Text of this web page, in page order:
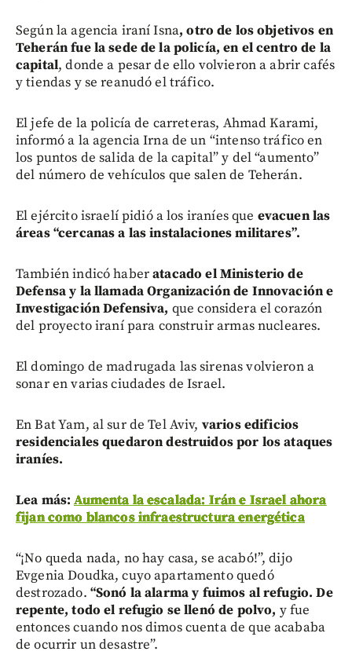
Según la agencia iraní Isna, otro de los objetivos en
Teherán fue la sede de la policía, en el centro de la
capital, donde a pesar de ello volvieron a abrir cafés
y tiendas y se reanudó el tráfico.
El jefe de la policía de carreteras, Ahmad Karami,
informó a la agencia Irna de un “intenso tráfico en
los puntos de salida de la capital” y del “aumento”
del número de vehículos que salen de Teherán.
El ejército israelí pidió a los iraníes que evacuen las
áreas “cercanas a las instalaciones militares”.
También indicó haberatacado el Ministerio de
Defensa y la llamada Organización de Innovación e
Investigación Defensiva, que considera el corazón
del proyecto iraní para construir armas nucleares.
El domingo de madrugada las sirenas volvieron a
sonar en varias ciudades de Israel.
En Bat Yam, al sur de Tel Aviv, varios edificios
residenciales quedaron destruidos por los ataques
iraníes.
Lea más:Aumenta la escalada: Irán e Israel ahora
fijan como blancos infraestructura energética
“¡No queda nada, no hay casa, se acabó!”, dijo
Evgenia Doudka, cuyo apartamento quedó
destrozado. “Sonó la alarma y fuimos al refugio. De
repente, todo el refugio se llenó de polvo, y fue
entonces cuando nos dimos cuenta de que acababa
de ocurrir un desastre”.